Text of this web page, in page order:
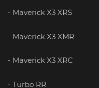
- Maverick X3 XRS
- Maverick X3 XMR
- Maverick X3 XRC
- Turbo RR